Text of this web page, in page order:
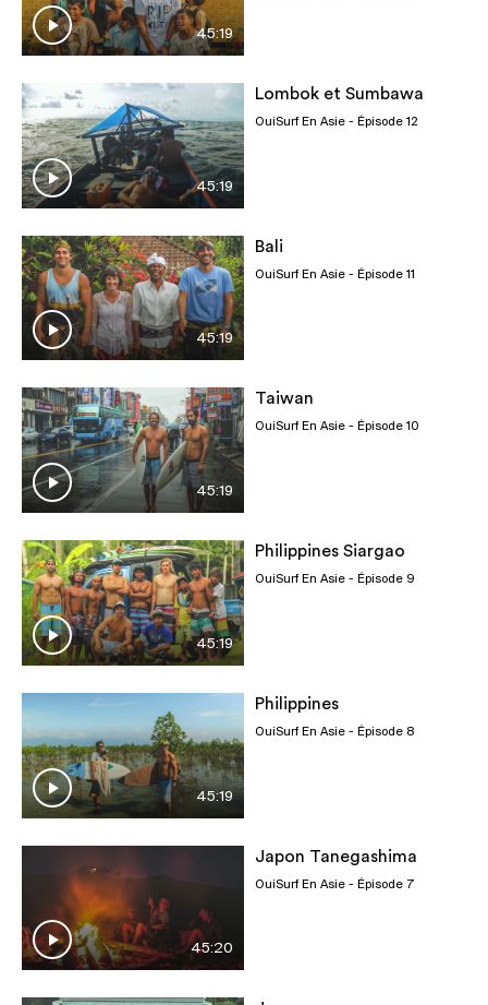
45:19
45:19
Lombok et Sumbawa
OuiSurf En Asie - Épisode 12
45:19
Bali
OuiSurf En Asie - Épisode 11
45:19
Taiwan
OuiSurf En Asie - Épisode 10
45:19
Philippines Siargao
OuiSurf En Asie - Épisode 9
45:19
Philippines
OuiSurf En Asie - Épisode 8
45:20
Japon Tanegashima
OuiSurf En Asie - Épisode 7